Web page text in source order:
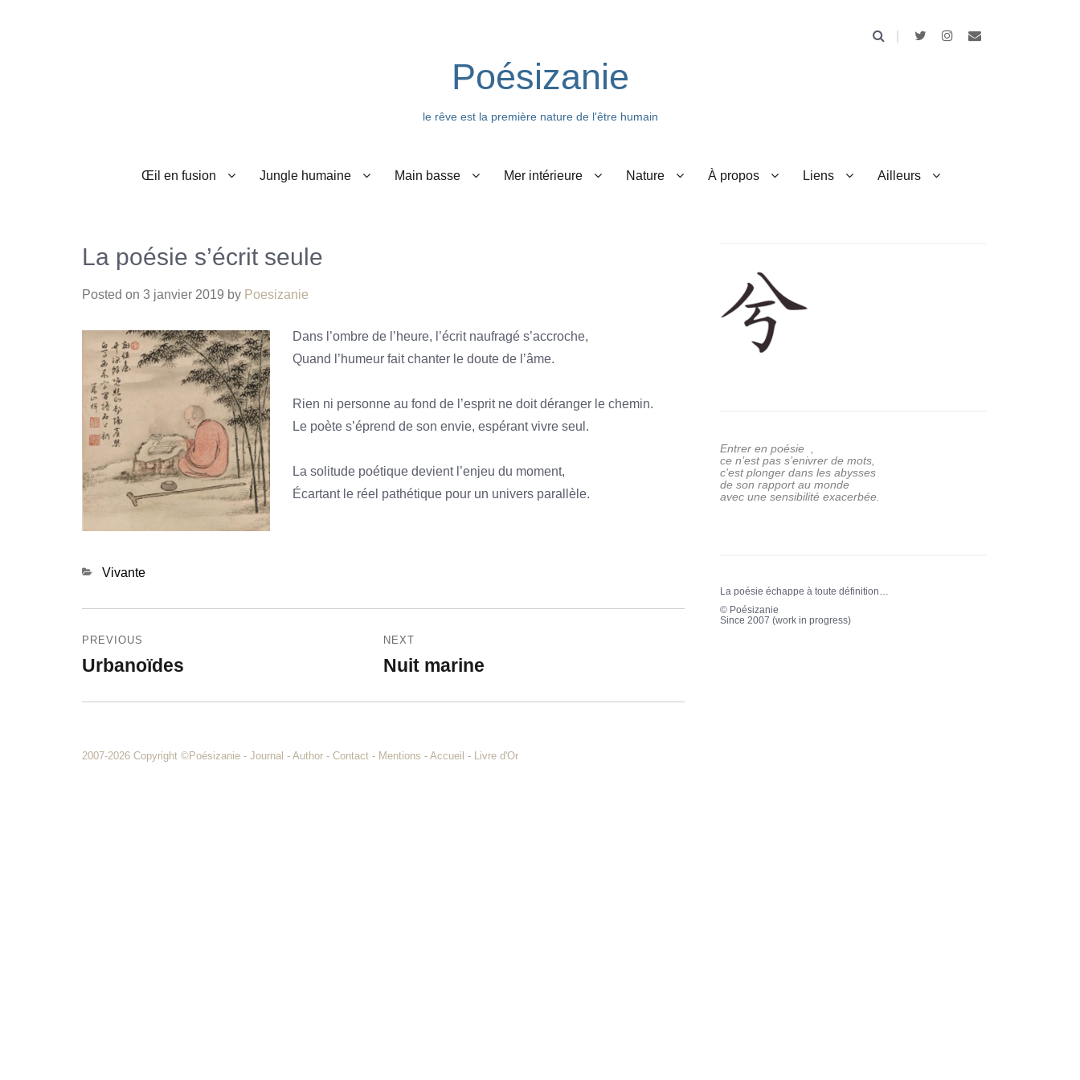
Poésizanie
le rêve est la première nature de l'être humain
Œil en fusion Jungle humaine Main basse Mer intérieure Nature À propos Liens Ailleurs
La poésie s’écrit seule
Posted on 3 janvier 2019 by Poesizanie
Dans l’ombre de l’heure, l’écrit naufragé s’accroche,
Quand l’humeur fait chanter le doute de l’âme.
Rien ni personne au fond de l’esprit ne doit déranger le chemin.
Le poète s’éprend de son envie, espérant vivre seul.
La solitude poétique devient l’enjeu du moment,
Écartant le réel pathétique pour un univers parallèle.
Categories
Vivante
de
l’article
PREVIOUS
Previous
Urbanoïdes
NEXT
Next
Nuit marine
Entrer en poésie ,
ce n’est pas s’enivrer de mots,
c’est plonger dans les abysses
de son rapport au monde
avec une sensibilité exacerbée.
La poésie échappe à toute définition…
© Poésizanie
Since 2007 (work in progress)
2007-2026 Copyright ©Poésizanie - Journal - Author - Contact - Mentions - Accueil - Livre d'Or